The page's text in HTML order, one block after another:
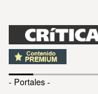
- Portales -